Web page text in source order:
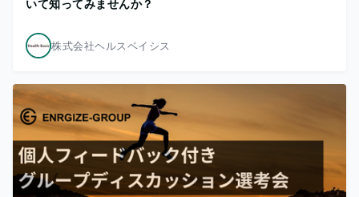
いて知ってみませんか？
株式会社ヘルスベイシス